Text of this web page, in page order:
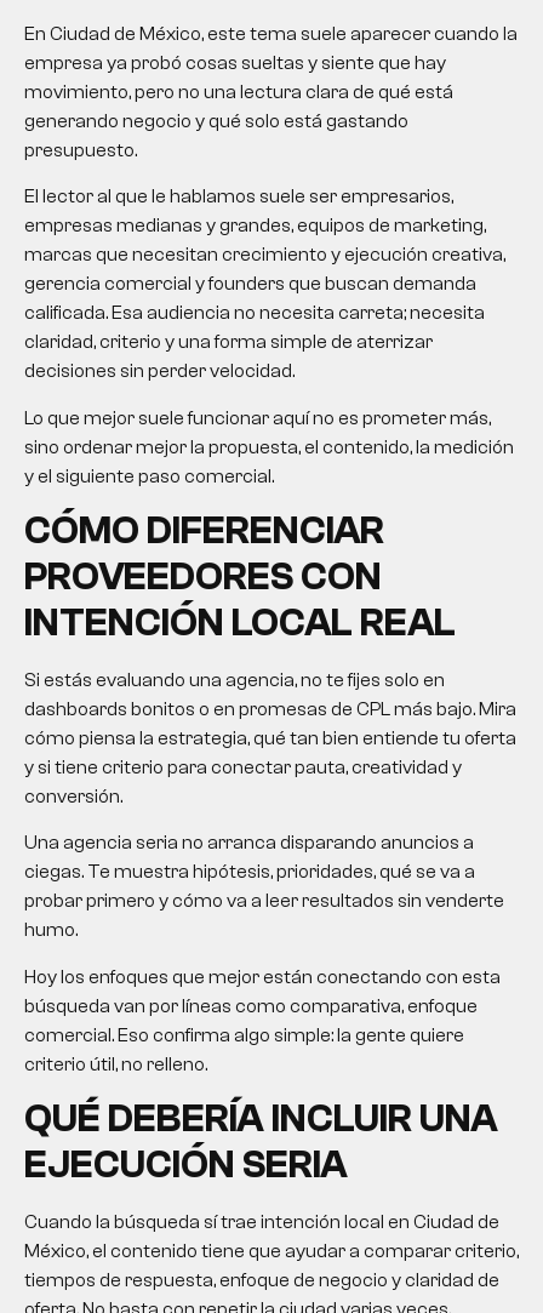
En Ciudad de México, este tema suele aparecer cuando la
empresa ya probó cosas sueltas y siente que hay
movimiento, pero no una lectura clara de qué está
generando negocio y qué solo está gastando
presupuesto.
El lector al que le hablamos suele ser empresarios,
empresas medianas y grandes, equipos de marketing,
marcas que necesitan crecimiento y ejecución creativa,
gerencia comercial y founders que buscan demanda
calificada. Esa audiencia no necesita carreta; necesita
claridad, criterio y una forma simple de aterrizar
decisiones sin perder velocidad.
Lo que mejor suele funcionar aquí no es prometer más,
sino ordenar mejor la propuesta, el contenido, la medición
y el siguiente paso comercial.
CÓMO DIFERENCIAR
PROVEEDORES CON
INTENCIÓN LOCAL REAL
Si estás evaluando una agencia, no te fijes solo en
dashboards bonitos o en promesas de CPL más bajo. Mira
cómo piensa la estrategia, qué tan bien entiende tu oferta
y si tiene criterio para conectar pauta, creatividad y
conversión.
Una agencia seria no arranca disparando anuncios a
ciegas. Te muestra hipótesis, prioridades, qué se va a
probar primero y cómo va a leer resultados sin venderte
humo.
Hoy los enfoques que mejor están conectando con esta
búsqueda van por líneas como comparativa, enfoque
comercial. Eso confirma algo simple: la gente quiere
criterio útil, no relleno.
QUÉ DEBERÍA INCLUIR UNA
EJECUCIÓN SERIA
Cuando la búsqueda sí trae intención local en Ciudad de
México, el contenido tiene que ayudar a comparar criterio,
tiempos de respuesta, enfoque de negocio y claridad de